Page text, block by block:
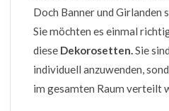
Doch Banner und Girlanden
Sie möchten es einmal
diese Dekorosetten. Sie
individuell anzuwenden,
im gesamten Raum verteilt